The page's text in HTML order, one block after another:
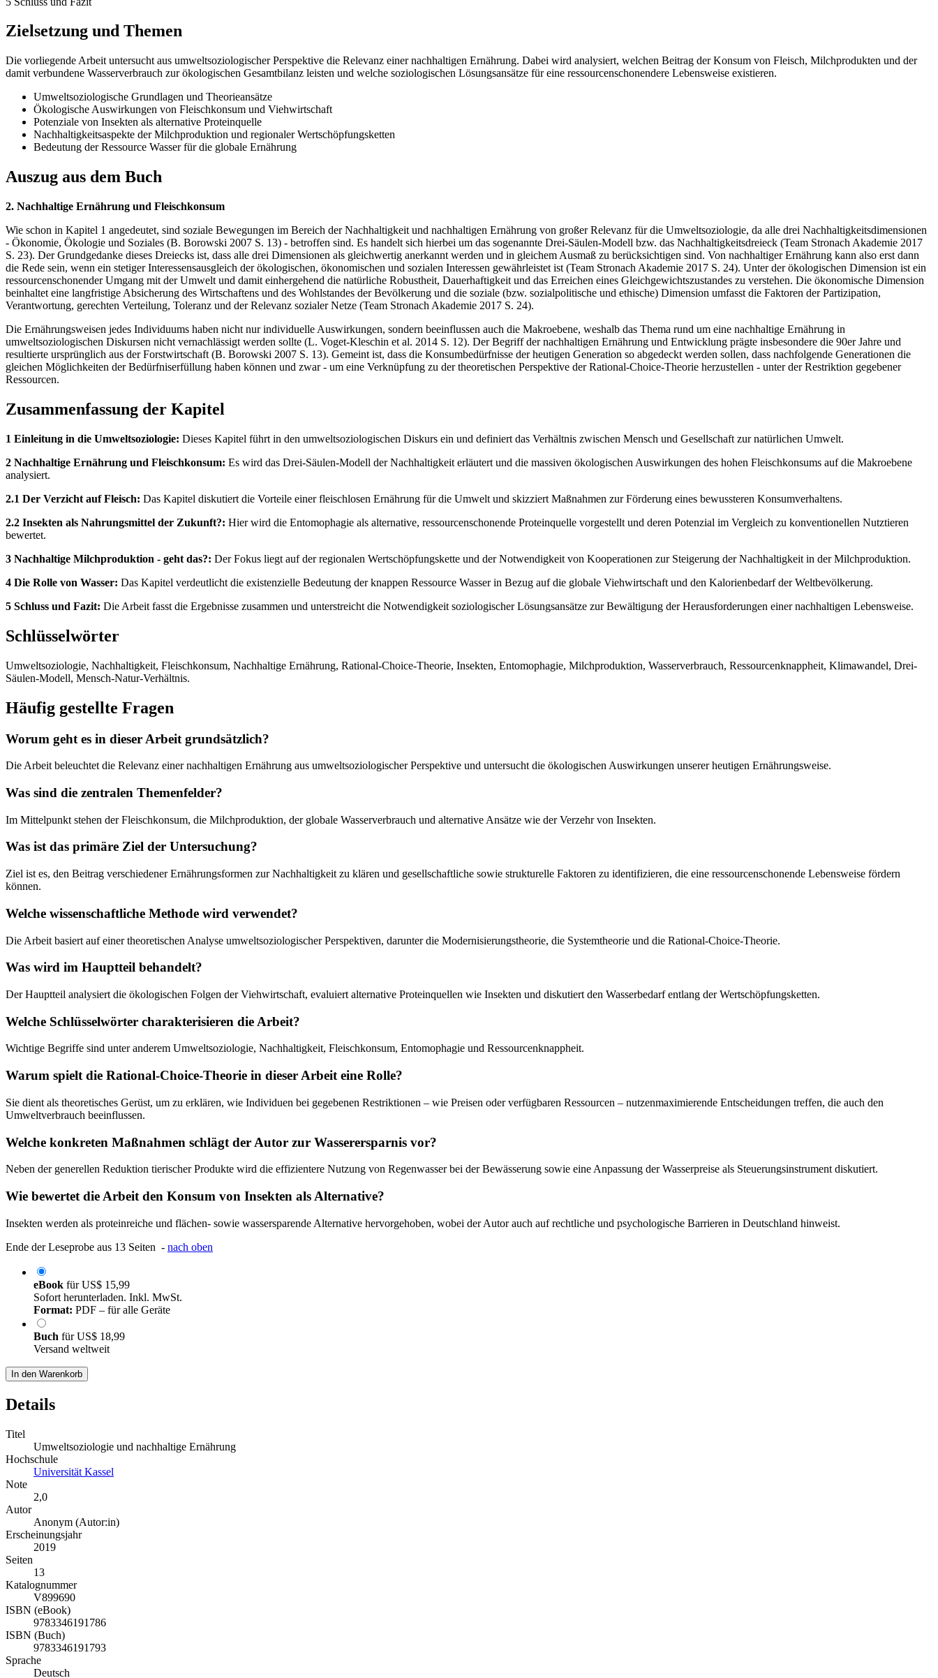
Zielsetzung und Themen
Die vorliegende Arbeit untersucht aus umweltsoziologischer Perspektive die Relevanz einer nachhaltigen Ernährung. Dabei wird analysiert, welchen Beitrag der Konsum von Fleisch, Milchprodukten und der
damit verbundene Wasserverbrauch zur ökologischen Gesamtbilanz leisten und welche soziologischen Lösungsansätze für eine ressourcenschonendere Lebensweise existieren.
Umweltsoziologische Grundlagen und Theorieansätze
Ökologische Auswirkungen von Fleischkonsum und Viehwirtschaft
Potenziale von Insekten als alternative Proteinquelle
Nachhaltigkeitsaspekte der Milchproduktion und regionaler Wertschöpfungsketten
Bedeutung der Ressource Wasser für die globale Ernährung
Auszug aus dem Buch
2. Nachhaltige Ernährung und Fleischkonsum
Wie schon in Kapitel 1 angedeutet, sind soziale Bewegungen im Bereich der Nachhaltigkeit und nachhaltigen Ernährung von großer Relevanz für die Umweltsoziologie, da alle drei Nachhaltigkeitsdimensionen
- Ökonomie, Ökologie und Soziales (B. Borowski 2007 S. 13) - betroffen sind. Es handelt sich hierbei um das sogenannte Drei-Säulen-Modell bzw. das Nachhaltigkeitsdreieck (Team Stronach Akademie 2017
S. 23). Der Grundgedanke dieses Dreiecks ist, dass alle drei Dimensionen als gleichwertig anerkannt werden und in gleichem Ausmaß zu berücksichtigen sind. Von nachhaltiger Ernährung kann also erst dann
die Rede sein, wenn ein stetiger Interessensausgleich der ökologischen, ökonomischen und sozialen Interessen gewährleistet ist (Team Stronach Akademie 2017 S. 24). Unter der ökologischen Dimension ist ein
ressourcenschonender Umgang mit der Umwelt und damit einhergehend die natürliche Robustheit, Dauerhaftigkeit und das Erreichen eines Gleichgewichtszustandes zu verstehen. Die ökonomische Dimension
beinhaltet eine langfristige Absicherung des Wirtschaftens und des Wohlstandes der Bevölkerung und die soziale (bzw. sozialpolitische und ethische) Dimension umfasst die Faktoren der Partizipation,
Verantwortung, gerechten Verteilung, Toleranz und der Relevanz sozialer Netze (Team Stronach Akademie 2017 S. 24).
Die Ernährungsweisen jedes Individuums haben nicht nur individuelle Auswirkungen, sondern beeinflussen auch die Makroebene, weshalb das Thema rund um eine nachhaltige Ernährung in
umweltsoziologischen Diskursen nicht vernachlässigt werden sollte (L. Voget-Kleschin et al. 2014 S. 12). Der Begriff der nachhaltigen Ernährung und Entwicklung prägte insbesondere die 90er Jahre und
resultierte ursprünglich aus der Forstwirtschaft (B. Borowski 2007 S. 13). Gemeint ist, dass die Konsumbedürfnisse der heutigen Generation so abgedeckt werden sollen, dass nachfolgende Generationen die
gleichen Möglichkeiten der Bedürfniserfüllung haben können und zwar - um eine Verknüpfung zu der theoretischen Perspektive der Rational-Choice-Theorie herzustellen - unter der Restriktion gegebener
Ressourcen.
Zusammenfassung der Kapitel
1 Einleitung in die Umweltsoziologie: Dieses Kapitel führt in den umweltsoziologischen Diskurs ein und definiert das Verhältnis zwischen Mensch und Gesellschaft zur natürlichen Umwelt.
2 Nachhaltige Ernährung und Fleischkonsum: Es wird das Drei-Säulen-Modell der Nachhaltigkeit erläutert und die massiven ökologischen Auswirkungen des hohen Fleischkonsums auf die Makroebene
analysiert.
2.1 Der Verzicht auf Fleisch: Das Kapitel diskutiert die Vorteile einer fleischlosen Ernährung für die Umwelt und skizziert Maßnahmen zur Förderung eines bewussteren Konsumverhaltens.
2.2 Insekten als Nahrungsmittel der Zukunft?: Hier wird die Entomophagie als alternative, ressourcenschonende Proteinquelle vorgestellt und deren Potenzial im Vergleich zu konventionellen Nutztieren
bewertet.
3 Nachhaltige Milchproduktion - geht das?: Der Fokus liegt auf der regionalen Wertschöpfungskette und der Notwendigkeit von Kooperationen zur Steigerung der Nachhaltigkeit in der Milchproduktion.
4 Die Rolle von Wasser: Das Kapitel verdeutlicht die existenzielle Bedeutung der knappen Ressource Wasser in Bezug auf die globale Viehwirtschaft und den Kalorienbedarf der Weltbevölkerung.
5 Schluss und Fazit: Die Arbeit fasst die Ergebnisse zusammen und unterstreicht die Notwendigkeit soziologischer Lösungsansätze zur Bewältigung der Herausforderungen einer nachhaltigen Lebensweise.
Schlüsselwörter
Umweltsoziologie, Nachhaltigkeit, Fleischkonsum, Nachhaltige Ernährung, Rational-Choice-Theorie, Insekten, Entomophagie, Milchproduktion, Wasserverbrauch, Ressourcenknappheit, Klimawandel, Drei-
Säulen-Modell, Mensch-Natur-Verhältnis.
Häufig gestellte Fragen
Worum geht es in dieser Arbeit grundsätzlich?
Die Arbeit beleuchtet die Relevanz einer nachhaltigen Ernährung aus umweltsoziologischer Perspektive und untersucht die ökologischen Auswirkungen unserer heutigen Ernährungsweise.
Was sind die zentralen Themenfelder?
Im Mittelpunkt stehen der Fleischkonsum, die Milchproduktion, der globale Wasserverbrauch und alternative Ansätze wie der Verzehr von Insekten.
Was ist das primäre Ziel der Untersuchung?
Ziel ist es, den Beitrag verschiedener Ernährungsformen zur Nachhaltigkeit zu klären und gesellschaftliche sowie strukturelle Faktoren zu identifizieren, die eine ressourcenschonende Lebensweise fördern
können.
Welche wissenschaftliche Methode wird verwendet?
Die Arbeit basiert auf einer theoretischen Analyse umweltsoziologischer Perspektiven, darunter die Modernisierungstheorie, die Systemtheorie und die Rational-Choice-Theorie.
Was wird im Hauptteil behandelt?
Der Hauptteil analysiert die ökologischen Folgen der Viehwirtschaft, evaluiert alternative Proteinquellen wie Insekten und diskutiert den Wasserbedarf entlang der Wertschöpfungsketten.
Welche Schlüsselwörter charakterisieren die Arbeit?
Wichtige Begriffe sind unter anderem Umweltsoziologie, Nachhaltigkeit, Fleischkonsum, Entomophagie und Ressourcenknappheit.
Warum spielt die Rational-Choice-Theorie in dieser Arbeit eine Rolle?
Sie dient als theoretisches Gerüst, um zu erklären, wie Individuen bei gegebenen Restriktionen – wie Preisen oder verfügbaren Ressourcen – nutzenmaximierende Entscheidungen treffen, die auch den
Umweltverbrauch beeinflussen.
Welche konkreten Maßnahmen schlägt der Autor zur Wasserersparnis vor?
Neben der generellen Reduktion tierischer Produkte wird die effizientere Nutzung von Regenwasser bei der Bewässerung sowie eine Anpassung der Wasserpreise als Steuerungsinstrument diskutiert.
Wie bewertet die Arbeit den Konsum von Insekten als Alternative?
Insekten werden als proteinreiche und flächen- sowie wassersparende Alternative hervorgehoben, wobei der Autor auch auf rechtliche und psychologische Barrieren in Deutschland hinweist.
Ende der Leseprobe aus 13 Seiten - nach oben
eBook fürUS$ 15,99
Sofort herunterladen. Inkl. MwSt.
Format: PDF – für alle Geräte
Buch fürUS$ 18,99
Versand weltweit
In den Warenkorb
Details
Titel
Umweltsoziologie und nachhaltige Ernährung
Hochschule
Universität Kassel
Note
2,0
Autor
Anonym (Autor:in)
Erscheinungsjahr
2019
Seiten
13
Katalognummer
V899690
ISBN (eBook)
9783346191786
ISBN (Buch)
9783346191793
Sprache
Deutsch